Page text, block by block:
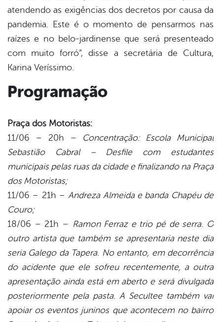
atendendo as exigências dos decretos por causa da
pandemia. Este é o momento de pensarmos nas
raízes e no belo-jardinense que será presenteado
com muito forró”, disse a secretária de Cultura,
Karina Veríssimo.
Programação
Praça dos Motoristas:
11/06 – 20h – Concentração: Escola Municipal
Sebastião Cabral – Desfile com estudantes
municipais pelas ruas da cidade e finalizando na Praça
dos Motoristas;
11/06 – 21h –Andreza Almeida e banda Chapéu de
Couro;
18/06 – 21h – Ramon Ferraz e trio pé de serra. O
outro artista que também se apresentaria neste dia
seria Galego da Tapera. No entanto, em decorrência
do acidente que ele sofreu recentemente, a outra
apresentação ainda está em aberto e será divulgada
posteriormente pela pasta. A Secultee também vai
apoiar os eventos juninos que acontecem no bairro